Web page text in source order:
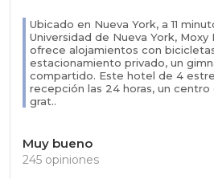
Ubicado en Nueva York, a 11
Universidad de Nueva York, Moxy
ofrece alojamientos con
estacionamiento privado, un
compartido. Este hotel de 4
recepción las 24 horas, un
grat..
Muy bueno
245 opiniones